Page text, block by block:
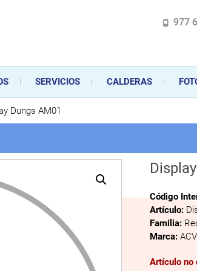
en la instalación, comercialización y
aparatos de gas, climatización o electrodomésticos,
977
SERVICIOS CALDERAS
Dungs AM01
Código
Artículo:
Familia:
Marca:ACV
Artículo no